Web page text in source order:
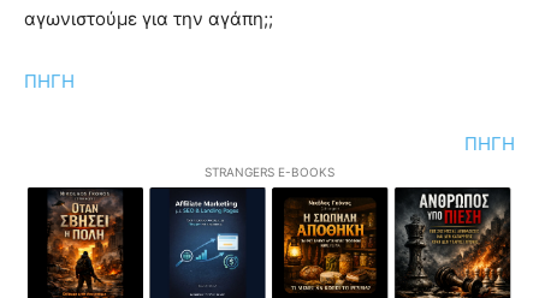
αγωνιστούμε για την αγάπη;;
ΠΗΓΗ
ΠΗΓΗ
STRANGERS E-BOOKS